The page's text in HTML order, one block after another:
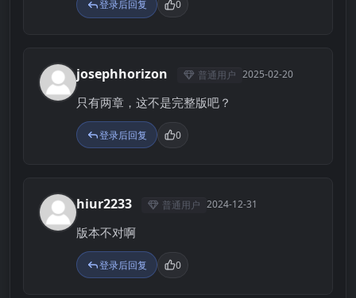
登录后回复 0
J josephhorizon 普通用户 2025-02-20
只有两章，这不是完整版吧？
登录后回复 0
H hiur2233 普通用户 2024-12-31
版本不对啊
登录后回复 0